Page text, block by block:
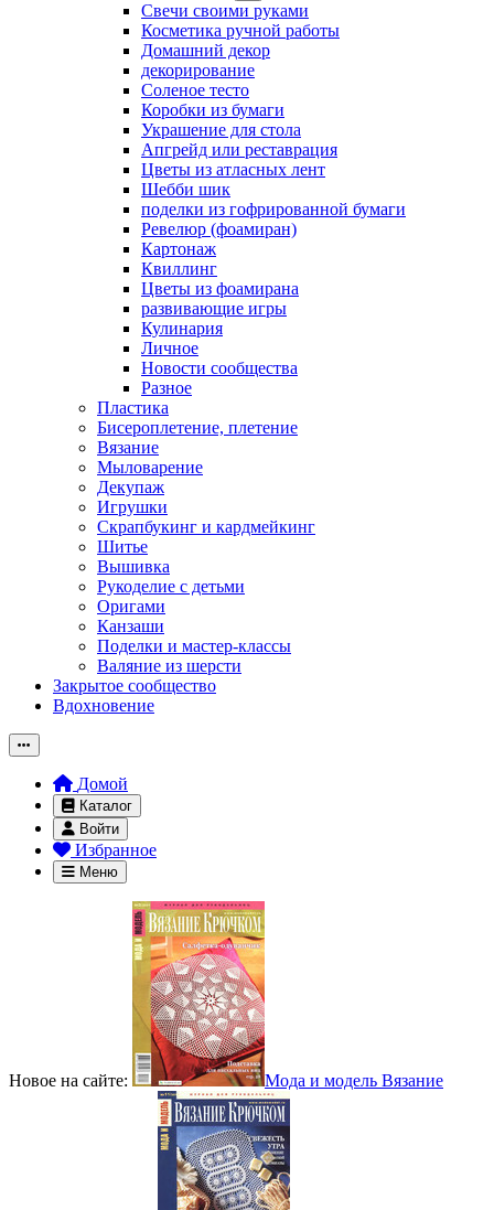
Свечи своими руками
Косметика ручной работы
Домашний декор
декорирование
Соленое тесто
Коробки из бумаги
Украшение для стола
Апгрейд или реставрация
Цветы из атласных лент
Шебби шик
поделки из гофрированной бумаги
Ревелюр (фоамиран)
Картонаж
Квиллинг
Цветы из фоамирана
развивающие игры
Кулинария
Личное
Новости сообщества
Разное
Пластика
Бисероплетение, плетение
Вязание
Мыловарение
Декупаж
Игрушки
Скрапбукинг и кардмейкинг
Шитье
Вышивка
Рукоделие с детьми
Оригами
Канзаши
Поделки и мастер-классы
Валяние из шерсти
Закрытое сообщество
Вдохновение
Домой
Каталог
Войти
Избранное
Меню
Новое на сайте: Мода и модель Вязание